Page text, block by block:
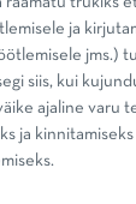
ja
jms.)
siis, kui
ajaline varu
ja